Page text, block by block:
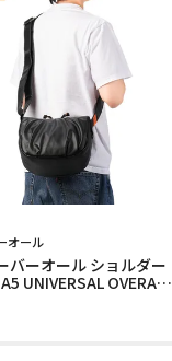
オール
バーオール ショルダー
UNIVERSAL OVERALL